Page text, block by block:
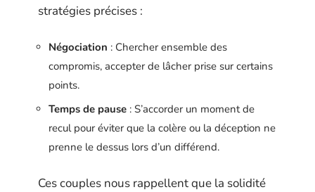
stratégies précises :
Négociation : Chercher ensemble des
compromis, accepter de lâcher prise sur certains
points.
Temps de pause : S’accorder un moment de
recul pour éviter que la colère ou la déception ne
prenne le dessus lors d’un différend.
Ces couples nous rappellent que la solidité